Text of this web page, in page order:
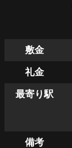
敷金
礼金
最寄り駅
備考